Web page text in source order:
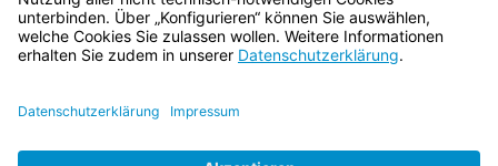
Bayern.de
BayernPortal
Impressum